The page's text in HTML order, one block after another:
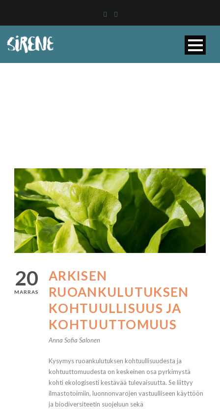
20
MARRAS
ARKISEN
RUOANKULUTUKSEN
KOHTUULLISUUS JA
KOHTUUTTOMUUS
Anna Sofia Salonen
Kysymys ruoankulutuksen kohtuullisuudesta ja
kohtuuttomuudesta on keskeinen osa pyrkimystä
kohti ekologisesti kestävää tulevaisuutta. Se liittyy
ilmastotoimiin, luonnonvarojen vastuulliseen käyttöön
ja biodiversiteetin suojeluun sekä